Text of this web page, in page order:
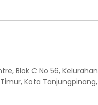
Blok C No 56, Kelurahan
Kota Tanjungpinang,